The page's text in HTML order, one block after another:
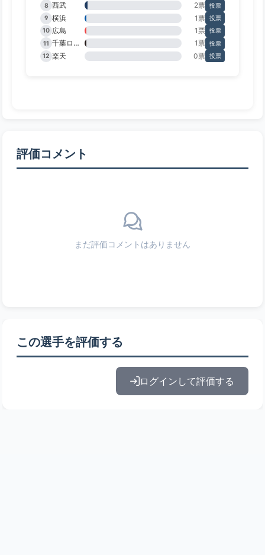
8 西武 2票 投票
9 横浜 1票 投票
10 広島 1票 投票
11
千葉ロッテ 1票 投票
12 楽天 0票 投票
評価コメント
まだ評価コメントはありません
この選手を評価する
ログインして評価する